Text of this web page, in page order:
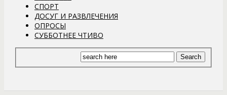
СПОРТ
ДОСУГ И РАЗВЛЕЧЕНИЯ
ОПРОСЫ
СУББОТНЕЕ ЧТИВО